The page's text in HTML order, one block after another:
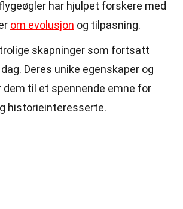
har hjulpet forskere med
om evolusjon og tilpasning.
skapninger som fortsatt
Deres unike egenskaper og
dem til et spennende emne for
historieinteresserte.